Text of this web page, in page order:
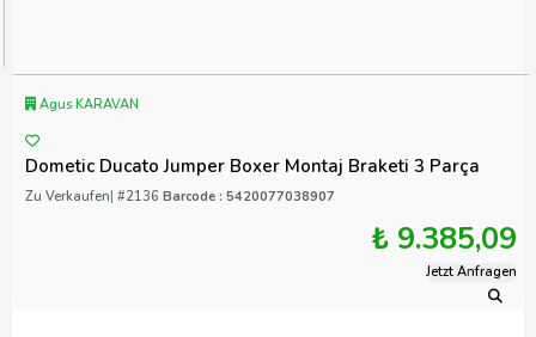
Agus KARAVAN
Dometic Ducato Jumper Boxer Montaj Braketi 3 Parça
Zu Verkaufen| #2136 Barcode : 5420077038907
₺ 9.385,09
Jetzt Anfragen